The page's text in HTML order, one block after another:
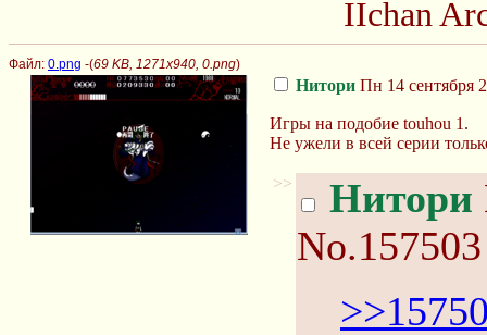
IIchan
Файл: 0.png -(69 KB, 1271x940, 0.png)
Нитори Пн 14 сентября
Игры на подобие touhou 1.
Не ужели в всей серии
>> Нитори
No.157503